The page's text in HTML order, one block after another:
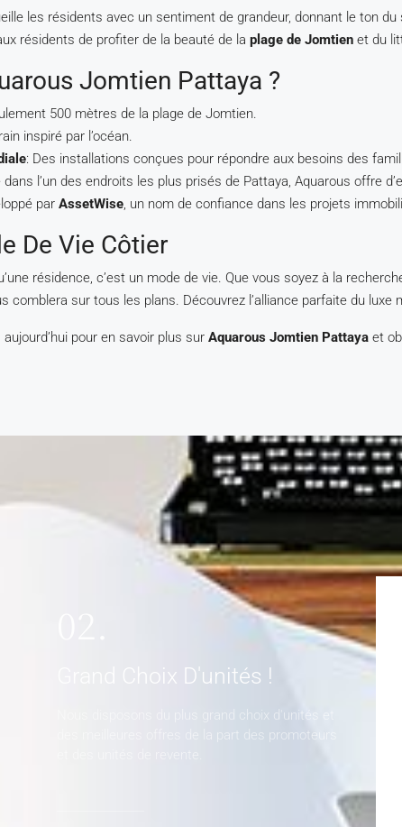
les résidents avec un sentiment de grandeur, donnant le ton
résidents de profiter de la beauté de la plage de Jomtien et du
Jomtien Pattaya ?
500 mètres de la plage de Jomtien.
inspiré par l’océan.
: Des installations conçues pour répondre aux besoins des
dans l’un des endroits les plus prisés de Pattaya, Aquarous offre
par AssetWise, un nom de confiance dans les projets
De Vie Côtier
résidence, c’est un mode de vie. Que vous soyez à la
comblera sur tous les plans. Découvrez l’alliance parfaite du
aujourd’hui pour en savoir plus sur Aquarous Jomtien Pattaya et
Grand Choix D'unités !
Nous disposons du plus grand choix d'unités et
des meilleures offres de la part des promoteurs